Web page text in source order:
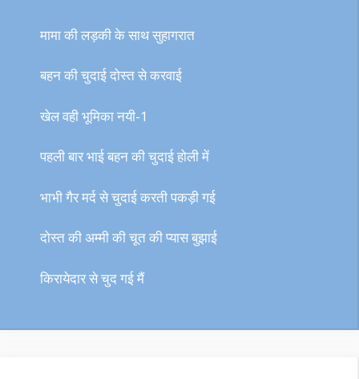
मामा की लड़की के साथ सुहागरात
बहन की चुदाई दोस्त से करवाई
खेल वही भूमिका नयी-1
पहली बार भाई बहन की चुदाई होली में
भाभी गैर मर्द से चुदाई करती पकड़ी गई
दोस्त की अम्मी की चूत की प्यास बुझाई
किरायेदार से चुद गई मैं